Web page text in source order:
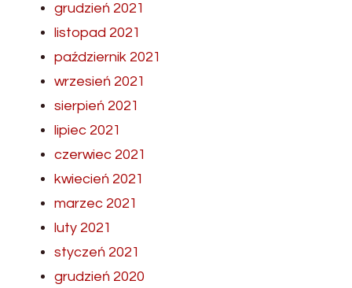
grudzień 2021
listopad 2021
październik 2021
wrzesień 2021
sierpień 2021
lipiec 2021
czerwiec 2021
kwiecień 2021
marzec 2021
luty 2021
styczeń 2021
grudzień 2020